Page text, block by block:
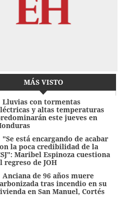
MÁS VISTO
Lluvias con tormentas
y altas temperaturas
este jueves en
"Se está encargando de acabar
la poca credibilidad de la
Maribel Espinoza cuestiona
regreso de JOH
Anciana de 96 años muere
tras incendio en su
en San Manuel, Cortés